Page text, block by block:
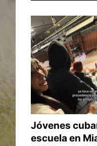
Jóvenes
escuela en